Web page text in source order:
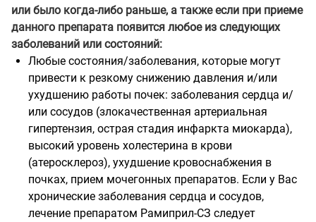
или было когда-либо раньше, а также если при приеме
данного препарата появится любое из следующих
заболеваний или состояний:
Любые состояния/заболевания, которые могут
привести к резкому снижению давления и/или
ухудшению работы почек: заболевания сердца и/
или сосудов (злокачественная артериальная
гипертензия, острая стадия инфаркта миокарда),
высокий уровень холестерина в крови
(атеросклероз), ухудшение кровоснабжения в
почках, прием мочегонных препаратов. Если у Вас
хронические заболевания сердца и сосудов,
лечение препаратом Рамиприл-СЗ следует